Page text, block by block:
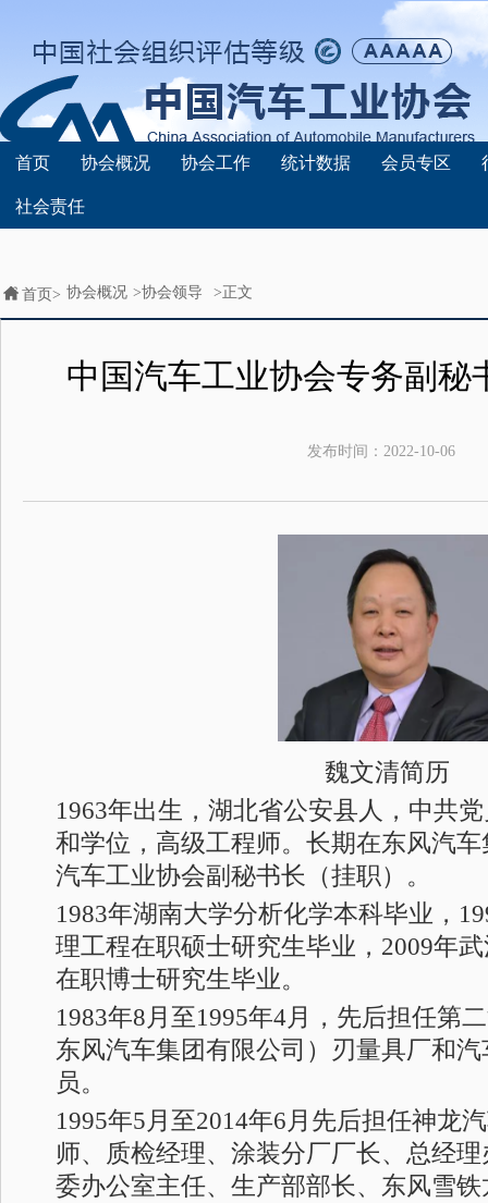
首页 协会概况 协会工作 统计数据 会员专区
社会责任
首页> 协会概况 >协会领导 >正文
中国汽车工业协会专务副秘
发布时间： 2022-10-06
魏文清简历
1963年出生，湖北省公安县人，中共
和学位，高级工程师。长期在东风汽
汽车工业协会副秘书长（挂职）。
1983年湖南大学分析化学本科毕业，
理工程在职硕士研究生毕业，2009年
在职博士研究生毕业。
1983年8月至1995年4月，先后担任第
东风汽车集团有限公司）刃量具厂和
员。
1995年5月至2014年6月先后担任神龙
师、质检经理、涂装分厂厂长、总经
委办公室主任、生产部部长、东风雪